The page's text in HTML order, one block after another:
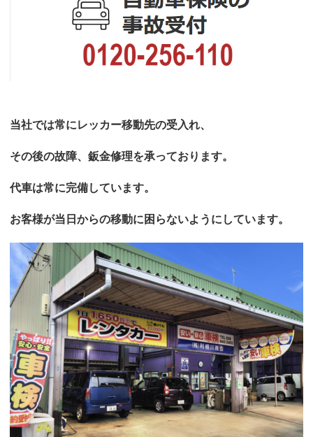
当社では常にレッカー移動先の受入れ、
その後の故障、鈑金修理を承っております。
代車は常に完備しています。
お客様が当日からの移動に困らないようにしています。